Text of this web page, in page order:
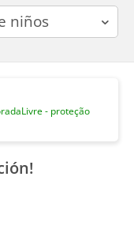
- proteção